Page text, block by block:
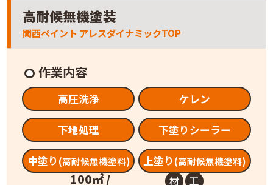
高耐候無機塗装
関西ペイント アレスダイナミックTOP
作業内容
高圧洗浄 ケレン
下地処理 下塗りシーラー
中塗り(高耐候無機塗料) 上塗り(高耐候無機塗料)
100㎡ / 材 工